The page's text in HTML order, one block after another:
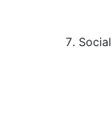
Social